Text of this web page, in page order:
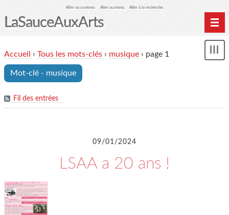
Aller au contenu Aller au menu Aller à la recherche
LaSauceAuxArts
LSAA-éditions
Évènements
L'association LSAA
Accueil › Tous les mots-clés › musique › page 1
Mot-clé - musique
Fil des entrées
09/01/2024
LSAA a 20 ans !